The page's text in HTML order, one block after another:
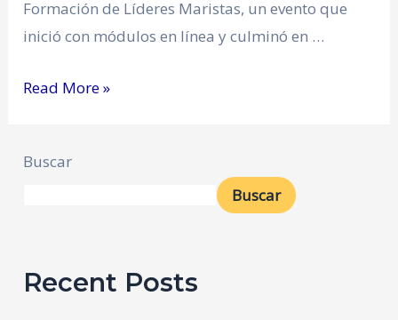
Formación de Líderes Maristas, un evento que
inició con módulos en línea y culminó en …
Read More »
Buscar
Buscar
Recent Posts